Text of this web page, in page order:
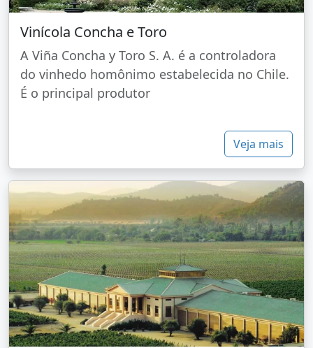
Vinícola Concha e Toro
A Viña Concha y Toro S. A. é a controladora
do vinhedo homônimo estabelecida no Chile.
É o principal produtor
Veja mais